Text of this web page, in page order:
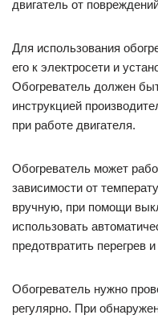
двигатель от
Для использования
его к электросети и
Обогреватель должен
инструкцией
при работе двигателя.
Обогреватель может
зависимости от
вручную, при помощи
использовать
предотвратить перегрев
Обогреватель нужно
регулярно. При